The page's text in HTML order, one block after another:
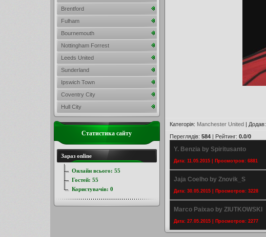
Категорія: Manchester United| Додав:
Переглядів: 584| Рейтинг: 0.0/0
Y. Benzia by Spiritusanto
Дата: 11.05.2015 | Просмотров: 6881
Jaja Coelho by Znovik_S
Дата: 30.05.2015 | Просмотров: 3228
Marco Paixao by ZIUTKOWSKI
Дата: 27.05.2015 | Просмотров: 2277
Brentford
Fulham
Bournemouth
Nottingham Forrest
Leeds United
Sunderland
Ipswich Town
Coventry City
Hull City
Статистика сайту
Зараз online
Онлайн всього: 55
Гостей: 55
Користувачів: 0